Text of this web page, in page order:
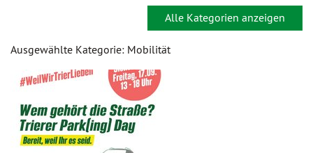
Alle Kategorien anzeigen
Ausgewählte Kategorie: Mobilität